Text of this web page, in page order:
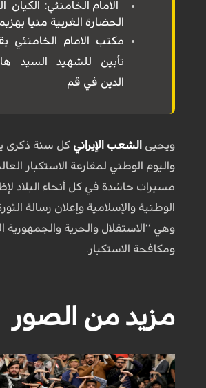
الامام الخامنئي:
الحضارة الغربية منيا
مكتب الامام الخامنئي
تأبين للشهيد السيد
الدين في قم
ويحيى الشعب الإيراني كل سنة ذكرى
واليوم الوطني لمقارعة الاستكبار
مسيرات حاشدة في كل أنحاء البلاد
الوطنية والإسلامية وإعلان رسالة
وهي ‘‘الاستقلال والحرية والجمهورية
ومكافحة الاستكبار.
مزيد من الصور